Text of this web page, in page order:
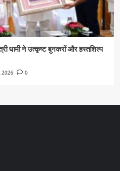
धामी ने उत्कृष्ट बुनकरों और हस्तशिल्प
0